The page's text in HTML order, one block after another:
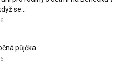
se...
půjčka